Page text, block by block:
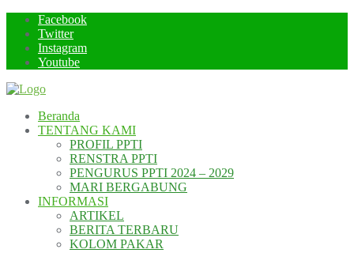
Skip
content
Facebook
Twitter
Instagram
Youtube
Beranda
TENTANG KAMI
PROFIL PPTI
RENSTRA PPTI
PENGURUS PPTI 2024 – 2029
MARI BERGABUNG
INFORMASI
ARTIKEL
BERITA TERBARU
KOLOM PAKAR